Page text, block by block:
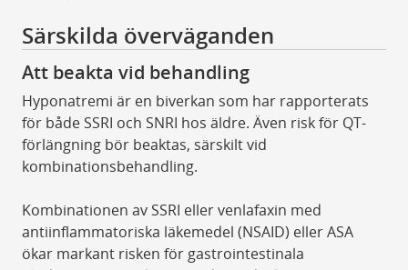
Särskilda överväganden
Att beakta vid behandling
Hyponatremi är en biverkan som har rapporterats
för både SSRI och SNRI hos äldre. Även risk för QT-
förlängning bör beaktas, särskilt vid
kombinationsbehandling.
Kombinationen av SSRI eller venlafaxin med
antiinflammatoriska läkemedel (NSAID) eller ASA
ökar markant risken för gastrointestinala